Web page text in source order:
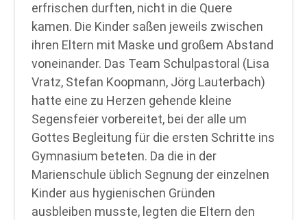
erfrischen durften, nicht in die Quere
kamen. Die Kinder saßen jeweils zwischen
ihren Eltern mit Maske und großem Abstand
voneinander. Das Team Schulpastoral (Lisa
Vratz, Stefan Koopmann, Jörg Lauterbach)
hatte eine zu Herzen gehende kleine
Segensfeier vorbereitet, bei der alle um
Gottes Begleitung für die ersten Schritte ins
Gymnasium beteten. Da die in der
Marienschule üblich Segnung der einzelnen
Kinder aus hygienischen Gründen
ausbleiben musste, legten die Eltern den